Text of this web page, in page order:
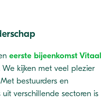
eerste bijeenkomst Vitaal
We kijken met veel plezier
bestuurders en
verschillende sectoren is